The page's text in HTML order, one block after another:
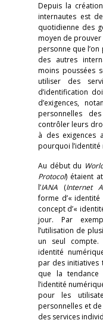
Depuis la création
internautes est
quotidienne des
moyen de prouver
personne que
des autres
moins poussées
utiliser des
d’identification
d’exigences,
personnelles
contrôler leurs
à des exigences
pourquoi
Au début du
Protocol) étaient
l’IANA (Internet
forme d’«
concept d’«
jour. Par
l’utilisation de
un seul compte.
identité
par des initiatives
que la
l’identité
pour les
personnelles et
des services